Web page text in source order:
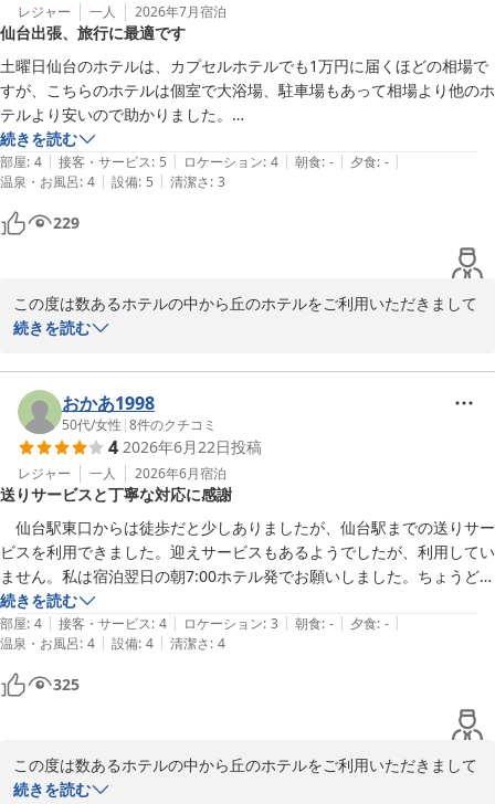
す。
また朝食は無農薬野菜を使用し、お客様の健康を考えたメニューと
なっておりますが、お客様を元気よく送り出せたこと大変嬉しく存
じます。
お客様からのお言葉を励みに、今後もサービスの向上に努めて参り
ます。
お客様のまたのご利用をスタッフ一同、心よりお待ちしておりま
す。
2026-07-12
レジャー 一人 2026年7月宿泊
仙台出張、旅行に最適です
土曜日仙台のホテルは、カプセルホテルでも1万円に届くほどの相場で
すが、こちらのホテルは個室で大浴場、駐車場もあって相場より他のホ
テルより安いので助かりました。
駅から程よく離れていてもアクセスは良好。仙台駅前で呑んでも酔い覚
ましで歩いて帰れるほどの距離感でとても良い。駅前の雑踏からは少し
離れるので宿泊地として最適。
感動したのが、コインランドリー有、洗剤販売有、ハンガーも部屋に4
つ常備、洗濯室内干し竿も借りれるため、洗濯物が多く洗う、干す、畳
むまで済ませたい人にはお勧めできます。（自分は登山終わりに利用し
ました。過去宿泊してきたホテル、旅館の中でも申し分ない設備）
続きを読む
部屋: 4 | 接客・サービス: 5 | ロケーション: 4 | 朝食: - | 夕食: - |
温泉・お風呂: 4 | 設備: 5 | 清潔さ: 3
229
この度は数あるホテルの中から丘のホテルをご利用いただきまして
誠にありがとうございました。またお忙しい中、口コミをご投稿賜
お客様からは、たくさんのお褒めの言葉を頂戴し、スタッフ一同、
大変嬉しく光栄に思っております。誠にありがとうございます。
お客様が快適にお過ごしいただけますよう、今後も良いサービスの
ご提供に努めてまいります。また仙台へお越しの際は、ぜひ丘のホ
テルへ足をお運びくださいますようお願い申し上げます。
スタッフ一同、心よりお待ちしております。
フロント　高橋
丘のホテル
2026-07-11
続きを読む
おかあ1998
50代/女性 |8件のクチコミ
4 2026年6月22日投稿
レジャー 一人 2026年6月宿泊
送りサービスと丁寧な対応に感謝
仙台駅東口からは徒歩だと少しありましたが、仙台駅までの送りサー
ビスを利用できました。迎えサービスもあるようでしたが、利用してい
ません。私は宿泊翌日の朝7:00ホテル発でお願いしました。ちょうど雨
だったので、とても助かりました。
お風呂がない部屋で共同浴室を案内されました。2人でちょうどいい
大きさかなと思いました。浴室ドアはPWで開錠されます。私はたまた
ま誰もいなかったのでゆったりできてラッキーでした。24時間入れる
とのことだったので、時間によってはゆったり入れると思います。
帰宅した次の日に、ホテルに忘れ物の問合せをしたところ、確認して
くださり、その日のうちに着払いで送ったと連絡があり、終始丁寧な対
続きを読む
部屋: 4 | 接客・サービス: 4 | ロケーション: 3 | 朝食: - | 夕食: - |
温泉・お風呂: 4 | 設備: 4 | 清潔さ: 4
325
この度は数あるホテルの中から丘のホテルをご利用いただきまして
誠にありがとうございました。またお忙しい中、口コミをご投稿賜
続きを読む